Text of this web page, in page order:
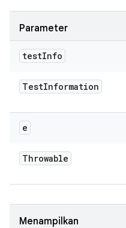
Parameter
testInfo
TestInformation
e
Throwable
Menampilkan